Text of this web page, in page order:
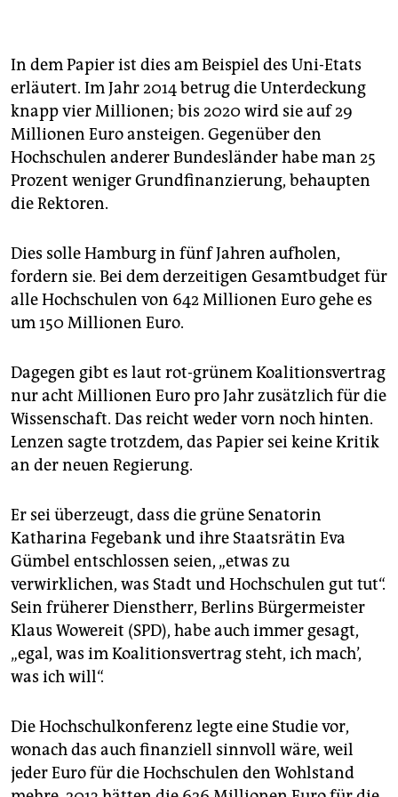
von Fachbereichen müssen staatlichen Vorgaben
entsprechen. Die Grundordnung einer Uni muss vom
Staat genehmigt werden.
Auch im Hochschulratsitzt ein stimmloser
Behördenvertreter. Die Behörde darf ein Mitglied
vorzeitig abberufen.
Insgesamtfordert die LHK eine andere
Rücknahme von Regelungen, die Kreativität, Kunst
und Wissenschaft behindern.
In dem Papier ist dies am Beispiel des Uni-Etats
erläutert. Im Jahr 2014 betrug die Unterdeckung
knapp vier Millionen; bis 2020 wird sie auf 29
Millionen Euro ansteigen. Gegenüber den
Hochschulen anderer Bundesländer habe man 25
Prozent weniger Grundfinanzierung, behaupten
die Rektoren.
Dies solle Hamburg in fünf Jahren aufholen,
fordern sie. Bei dem derzeitigen Gesamtbudget für
alle Hochschulen von 642 Millionen Euro gehe es
um 150 Millionen Euro.
Dagegen gibt es laut rot-grünem Koalitionsvertrag
nur acht Millionen Euro pro Jahr zusätzlich für die
Wissenschaft. Das reicht weder vorn noch hinten.
Lenzen sagte trotzdem, das Papier sei keine Kritik
an der neuen Regierung.
Er sei überzeugt, dass die grüne Senatorin
Katharina Fegebank und ihre Staatsrätin Eva
Gümbel entschlossen seien, „etwas zu
verwirklichen, was Stadt und Hochschulen gut tut“.
Sein früherer Dienstherr, Berlins Bürgermeister
Klaus Wowereit (SPD), habe auch immer gesagt,
„egal, was im Koalitionsvertrag steht, ich mach’,
was ich will“.
Die Hochschulkonferenz legte eine Studie vor,
wonach das auch finanziell sinnvoll wäre, weil
jeder Euro für die Hochschulen den Wohlstand